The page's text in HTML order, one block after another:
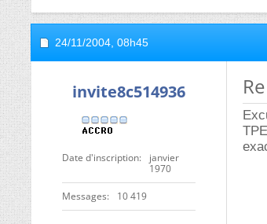
24/11/2004, 08h45
invite8c514936
Date d'inscription
janvier
1970
Messages 10 419